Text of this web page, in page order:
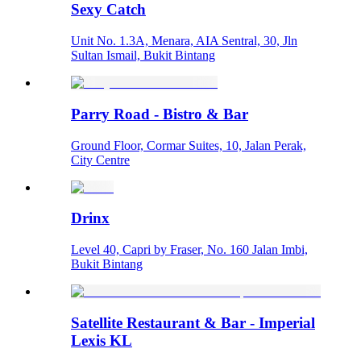
Sexy Catch
Unit No. 1.3A, Menara, AIA Sentral, 30, Jln
Sultan Ismail, Bukit Bintang
Parry Road - Bistro & Bar
Ground Floor, Cormar Suites, 10, Jalan Perak,
City Centre
Drinx
Level 40, Capri by Fraser, No. 160 Jalan Imbi,
Bukit Bintang
Satellite Restaurant & Bar - Imperial
Lexis KL